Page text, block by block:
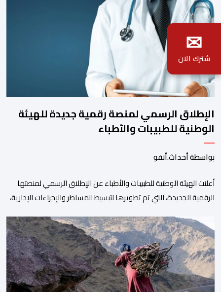
الإطلاق الرسمي لمنصة رقمية جديدة للهيئة
الوطنية للطبيبات والأطباء
بواسطة أحداث.أنفو
أعلنت الهيئة الوطنية للطبيبات والأطباء عن الإطلاق الرسمي لمنصتها
الرقمية الجديدة، التي تم تطويرها لتبسيط المساطر والإجراءات الإدارية،
والمجالس الجهوية للهيئة إلى جانب الهيئة الوطنية. وذكر بلاغ للهيئة أن
هذه المنصة، التي تم إطلاقها في إطار استراتيجيتها الرامية إلى التحديث
والتحول الرقمي، تشكل خطوة مهمة في […]
✉
شترك الآن